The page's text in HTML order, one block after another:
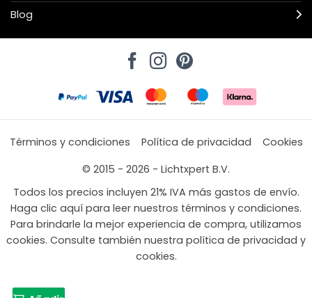
Blog
Términos y condiciones Política de privacidad
Cookies
© 2015 - 2026 - Lichtxpert B.V.
Todos los precios incluyen 21% IVA más gastos de envío.
Haga clic aquí para leer nuestros términos y condiciones.
Para brindarle la mejor experiencia de compra, utilizamos
cookies. Consulte también nuestra política de privacidad y
cookies.